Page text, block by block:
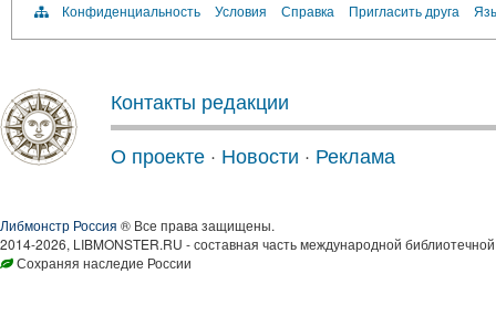
Конфиденциальность Условия Справка Пригласить друга
Контакты редакции
О проекте · Новости · Реклама
Либмонстр Россия ® Все права защищены.
2014-2026, LIBMONSTER.RU - составная часть международной
Сохраняя наследие России